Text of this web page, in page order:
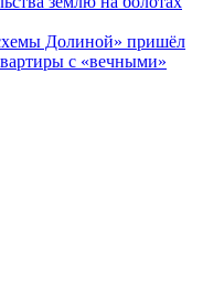
Долиной» пришёл
с «вечными»